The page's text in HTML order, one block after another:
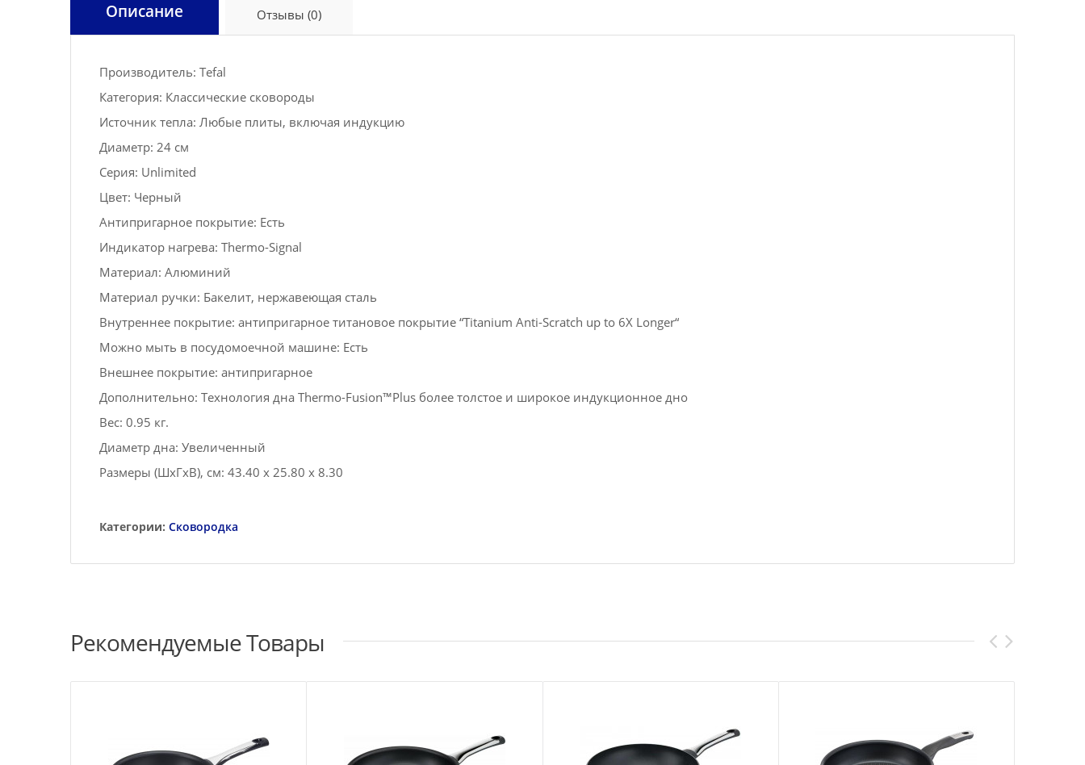
Описание Отзывы (0)
Производитель: Tefal
Категория: Классические сковороды
Источник тепла: Любые плиты, включая индукцию
Диаметр: 24 см
Серия: Unlimited
Цвет: Черный
Антипригарное покрытие: Есть
Индикатор нагрева: Thermo-Signal
Материал: Алюминий
Материал ручки: Бакелит, нержавеющая сталь
Внутреннее покрытие: антипригарное титановое покрытие “Titanium Anti-Scratch up to 6X Longer“
Можно мыть в посудомоечной машине: Есть
Внешнее покрытие: антипригарное
Дополнительно: Технология дна Thermo-Fusion™Plus более толстое и широкое индукционное дно
Вес: 0.95 кг.
Диаметр дна: Увеличенный
Размеры (ШxГxВ), см: 43.40 x 25.80 x 8.30
Категории: Сковородка
Рекомендуемые Товары